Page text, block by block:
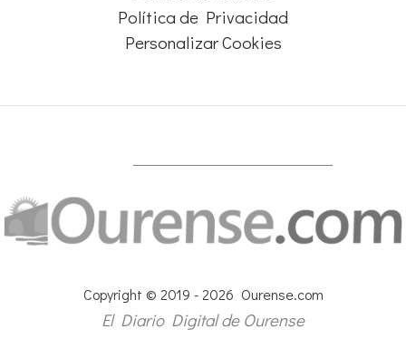
Política de Privacidad
Personalizar Cookies
Copyright © 2019 - 2026 Ourense.com
El Diario Digital de Ourense